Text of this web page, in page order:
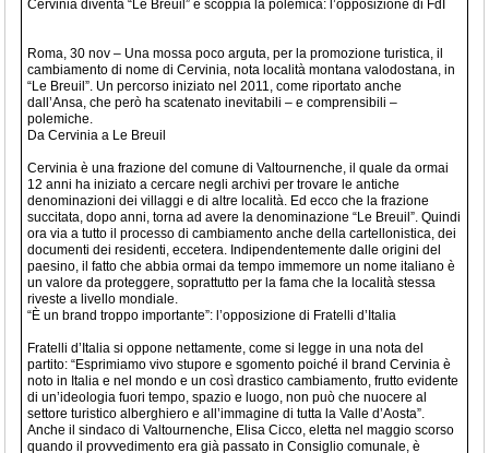
Cervinia diventa “Le Breuil” e scoppia la polemica: l’opposizione di FdI
Roma, 30 nov – Una mossa poco arguta, per la promozione turistica, il
cambiamento di nome di Cervinia, nota località montana valodostana, in
“Le Breuil”. Un percorso iniziato nel 2011, come riportato anche
dall’Ansa, che però ha scatenato inevitabili – e comprensibili –
polemiche.
Da Cervinia a Le Breuil
Cervinia è una frazione del comune di Valtournenche, il quale da ormai
12 anni ha iniziato a cercare negli archivi per trovare le antiche
denominazioni dei villaggi e di altre località. Ed ecco che la frazione
succitata, dopo anni, torna ad avere la denominazione “Le Breuil”. Quindi
ora via a tutto il processo di cambiamento anche della cartellonistica, dei
documenti dei residenti, eccetera. Indipendentemente dalle origini del
paesino, il fatto che abbia ormai da tempo immemore un nome italiano è
un valore da proteggere, soprattutto per la fama che la località stessa
riveste a livello mondiale.
“È un brand troppo importante”: l’opposizione di Fratelli d’Italia
Fratelli d’Italia si oppone nettamente, come si legge in una nota del
partito: “Esprimiamo vivo stupore e sgomento poiché il brand Cervinia è
noto in Italia e nel mondo e un così drastico cambiamento, frutto evidente
di un’ideologia fuori tempo, spazio e luogo, non può che nuocere al
settore turistico alberghiero e all’immagine di tutta la Valle d’Aosta”.
Anche il sindaco di Valtournenche, Elisa Cicco, eletta nel maggio scorso
quando il provvedimento era già passato in Consiglio comunale, è